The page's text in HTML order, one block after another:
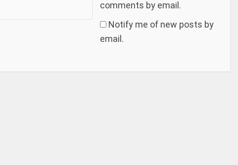
comments by email.
Notify me of new posts by
email.